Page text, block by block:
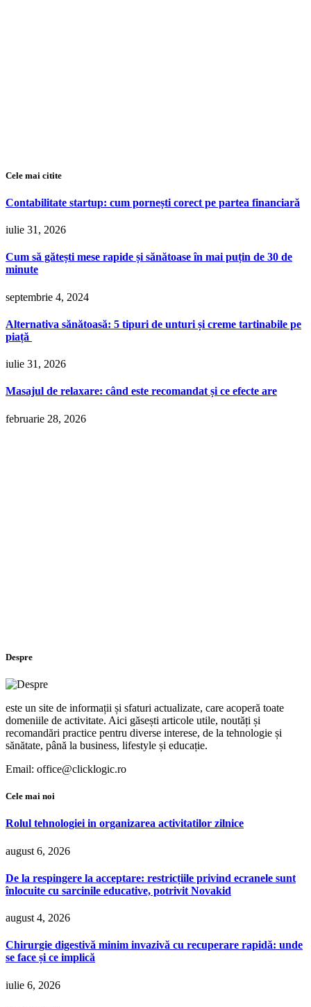
Cele mai citite
Contabilitate startup: cum pornești corect pe partea financiară
iulie 31, 2026
Cum să gătești mese rapide și sănătoase în mai puțin de 30 de
minute
septembrie 4, 2024
Alternativa sănătoasă: 5 tipuri de unturi și creme tartinabile pe
piață
iulie 31, 2026
Masajul de relaxare: când este recomandat și ce efecte are
februarie 28, 2026
Despre
este un site de informații și sfaturi actualizate, care acoperă toate
domeniile de activitate. Aici găsești articole utile, noutăți și
recomandări practice pentru diverse interese, de la tehnologie și
sănătate, până la business, lifestyle și educație.
Email: office@clicklogic.ro
Cele mai noi
Rolul tehnologiei in organizarea activitatilor zilnice
august 6, 2026
De la respingere la acceptare: restricțiile privind ecranele sunt
înlocuite cu sarcinile educative, potrivit Novakid
august 4, 2026
Chirurgie digestivă minim invazivă cu recuperare rapidă: unde
se face și ce implică
iulie 6, 2026